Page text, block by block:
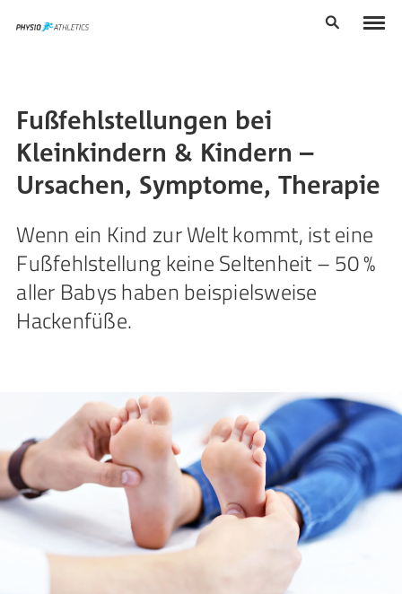
Fußfehlstellungen bei
Kleinkindern & Kindern –
Ursachen, Symptome, Therapie
Wenn ein Kind zur Welt kommt, ist eine
Fußfehlstellung keine Seltenheit – 50 %
aller Babys haben beispielsweise
Hackenfüße.